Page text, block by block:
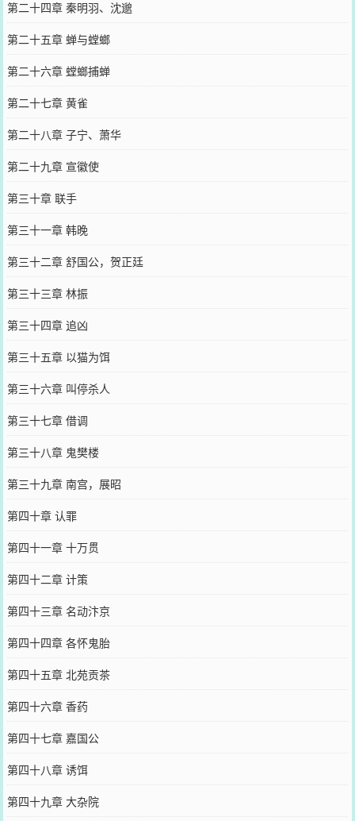
第二十四章 秦明羽、沈邈
第二十五章 蝉与螳螂
第二十六章 螳螂捕蝉
第二十七章 黄雀
第二十八章 子宁、萧华
第二十九章 宣徽使
第三十章 联手
第三十一章 韩晚
第三十二章 舒国公，贺正廷
第三十三章 林振
第三十四章 追凶
第三十五章 以猫为饵
第三十六章 叫停杀人
第三十七章 借调
第三十八章 鬼樊楼
第三十九章 南宫，展昭
第四十章 认罪
第四十一章 十万贯
第四十二章 计策
第四十三章 名动汴京
第四十四章 各怀鬼胎
第四十五章 北苑贡茶
第四十六章 香药
第四十七章 嘉国公
第四十八章 诱饵
第四十九章 大杂院